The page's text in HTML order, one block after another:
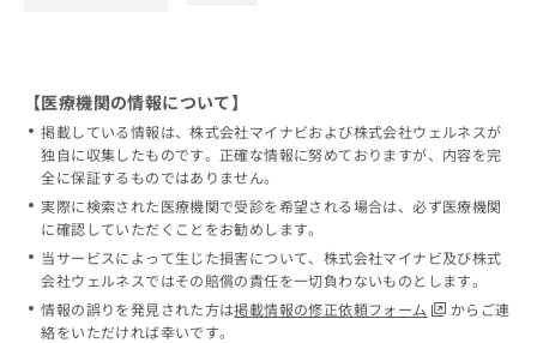
【医療機関の情報について】
掲載している情報は、株式会社マイナビおよび株式会社ウェルネスが
独自に収集したものです。正確な情報に努めておりますが、内容を完
全に保証するものではありません。
実際に検索された医療機関で受診を希望される場合は、必ず医療機関
に確認していただくことをお勧めします。
当サービスによって生じた損害について、株式会社マイナビ及び株式
会社ウェルネスではその賠償の責任を一切負わないものとします。
情報の誤りを発見された方は掲載情報の修正依頼フォーム
からご連
絡をいただければ幸いです。